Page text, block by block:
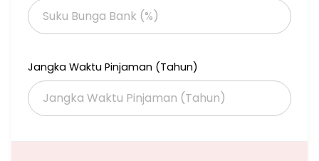
Jangka Waktu Pinjaman (Tahun)